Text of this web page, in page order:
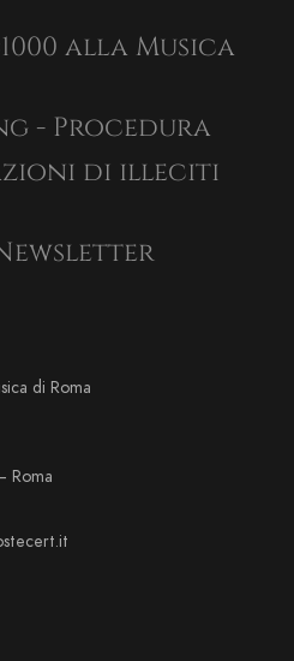
alla Musica
- Procedura
di illeciti
di Roma
Roma